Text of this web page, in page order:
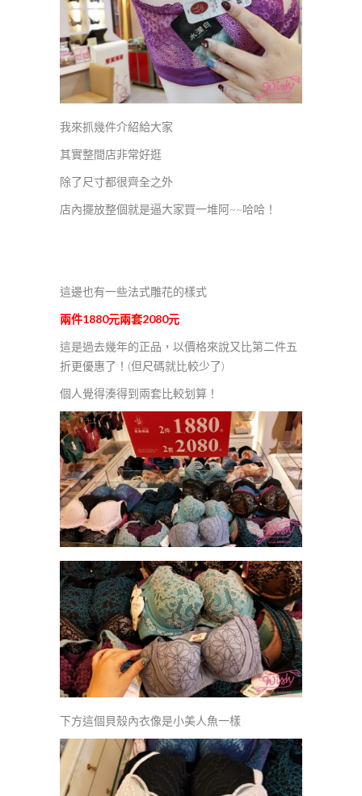
我來抓幾件介紹給大家
其實整間店非常好逛
除了尺寸都很齊全之外
店內擺放整個就是逼大家買一堆阿~~哈哈！
這邊也有一些法式雕花的樣式
兩件1880元兩套2080元
這是過去幾年的正品，以價格來說又比第二件五
折更優惠了！(但尺碼就比較少了)
個人覺得湊得到兩套比較划算！
下方這個貝殼內衣像是小美人魚一樣